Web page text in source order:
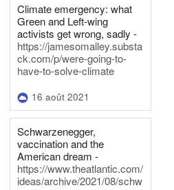
Climate emergency: what
Green and Left-wing
activists get wrong, sadly -
https://jamesomalley.substa
ck.com/p/were-going-to-
have-to-solve-climate
16 août 2021
Schwarzenegger,
vaccination and the
American dream -
https://www.theatlantic.com/
ideas/archive/2021/08/schw